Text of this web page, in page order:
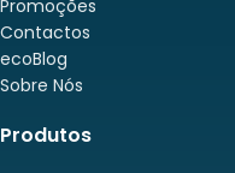
Promoções
Contactos
ecoBlog
Sobre Nós
Produtos